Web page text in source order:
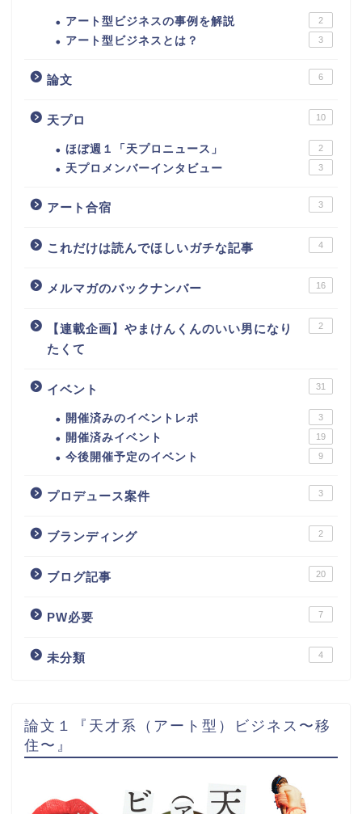
アート型ビジネスの事例を解説 2
アート型ビジネスとは？ 3
論文 6
天プロ 10
ほぼ週１「天プロニュース」 2
天プロメンバーインタビュー 3
アート合宿 3
これだけは読んでほしいガチな記事 4
メルマガのバックナンバー 16
【連載企画】やまけんくんのいい男になり
たくて
2
イベント 31
開催済みのイベントレポ 3
開催済みイベント 19
今後開催予定のイベント 9
プロデュース案件 3
ブランディング 2
ブログ記事 20
PW必要 7
未分類 4
論文１『天才系（アート型）ビジネス〜移
住〜』